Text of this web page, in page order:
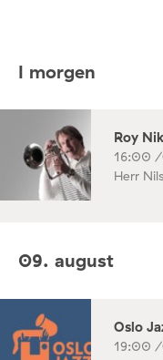
I morgen
Roy
16:00 /
Herr
09. august
Oslo
19:00 /